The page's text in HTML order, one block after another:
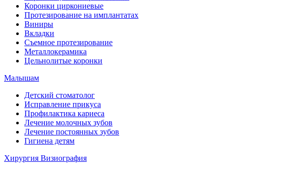
Коронки циркониевые
Протезирование на имплантатах
Виниры
Вкладки
Съемное протезирование
Металлокерамика
Цельнолитые коронки
Малышам
Детский стоматолог
Исправление прикуса
Профилактика кариеса
Лечение молочных зубов
Лечение постоянных зубов
Гигиена детям
Хирургия Визиография